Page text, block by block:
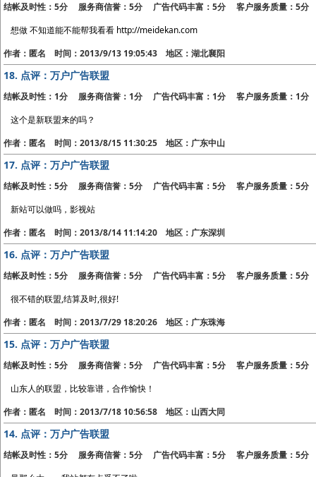
结帐及时性：5分 服务商信誉：5分 广告代码丰富：5分 客户服务质量：5分
想做 不知道能不能帮我看看 http://meidekan.com
作者：匿名 时间：2013/9/13 19:05:43 地区：湖北襄阳
18. 点评：万户广告联盟
结帐及时性：1分 服务商信誉：1分 广告代码丰富：1分 客户服务质量：1分
这个是新联盟来的吗？
作者：匿名 时间：2013/8/15 11:30:25 地区：广东中山
17. 点评：万户广告联盟
结帐及时性：5分 服务商信誉：5分 广告代码丰富：5分 客户服务质量：5分
新站可以做吗，影视站
作者：匿名 时间：2013/8/14 11:14:20 地区：广东深圳
16. 点评：万户广告联盟
结帐及时性：5分 服务商信誉：5分 广告代码丰富：5分 客户服务质量：5分
很不错的联盟,结算及时,很好!
作者：匿名 时间：2013/7/29 18:20:26 地区：广东珠海
15. 点评：万户广告联盟
结帐及时性：5分 服务商信誉：5分 广告代码丰富：5分 客户服务质量：5分
山东人的联盟，比较靠谱，合作愉快！
作者：匿名 时间：2013/7/18 10:56:58 地区：山西大同
14. 点评：万户广告联盟
结帐及时性：5分 服务商信誉：5分 广告代码丰富：5分 客户服务质量：5分